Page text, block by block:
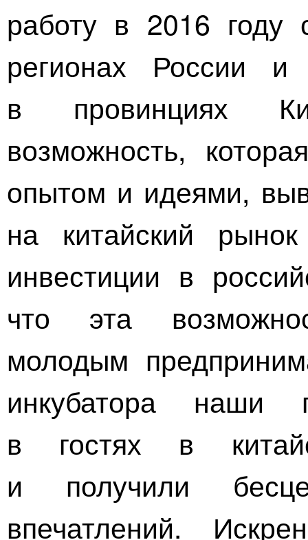
работу в 2016 году
регионах России
в провинциях
возможность,
опытом и идеями,
на китайский
инвестиции в
что эта
молодым
инкубатора наши
в гостях в
и получили
впечатлений.